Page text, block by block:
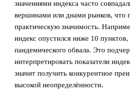
значениями индекса часто
вершинами или днами рынков, что
практическую значимость.
индекс опустился ниже 10
пандемического обвала. Это
интерпретировать показатели
значит получить конкурентное
высокой неопределённости.